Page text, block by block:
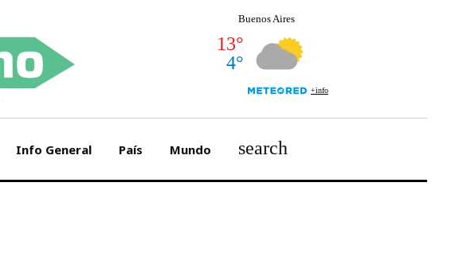
Info General País Mundo search